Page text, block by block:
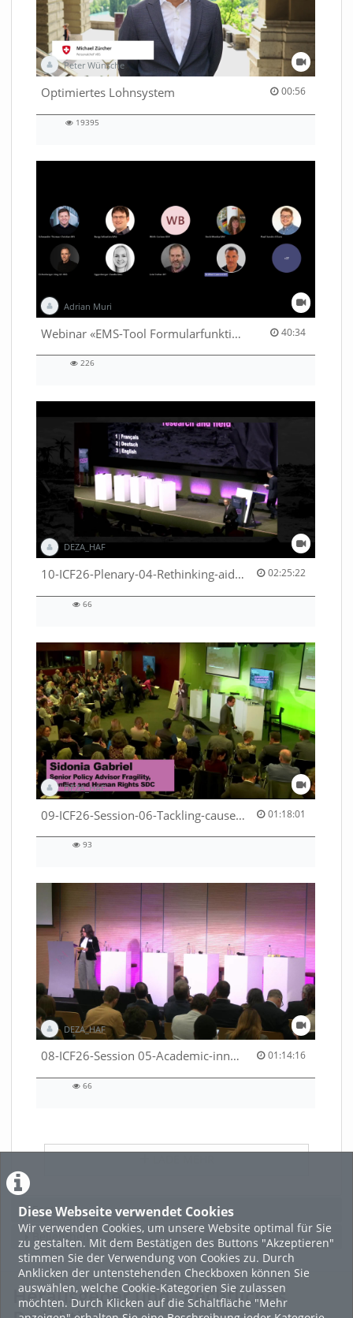
Diese Webseite verwendet Cookies
Wir verwenden Cookies, um unsere Website optimal für Sie
zu gestalten. Mit dem Bestätigen des Buttons "Akzeptieren"
stimmen Sie der Verwendung von Cookies zu. Durch
Anklicken der untenstehenden Checkboxen können Sie
auswählen, welche Cookie-Kategorien Sie zulassen
möchten. Durch Klicken auf die Schaltfläche "Mehr
Peter Wünsche
Optimiertes Lohnsystem 00:56
00:56 duration
19395
Adrian Muri
Webinar «EMS-Tool Formularfunktion» 40:34
40:34 duration
226
DEZA_HAF
10-ICF26-Plenary-04-Rethinking-aid-deliveries-for-greater-impact-with-existing-resources-53529531710001791 02:25:22
02:25:22 duration
66
DEZA_HAF
09-ICF26-Session-06-Tackling-causes-of-crises-not-symptoms-53529531690001791 01:18:01
01:18:01 duration
93
DEZA_HAF
08-ICF26-Session 05-Academic-innovation-meets-international-cooperation-53529531670001791 01:14:16
01:14:16 duration
66
Featured
Beliebtheit
Herausgeber und Rechtliches